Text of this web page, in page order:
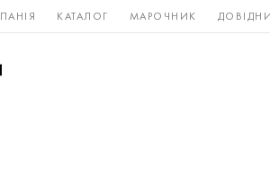
КАТАЛОГ МАРОЧНИК